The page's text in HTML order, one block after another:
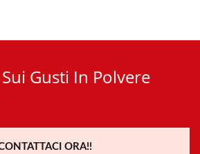
Gusti In Polvere
ORA!!